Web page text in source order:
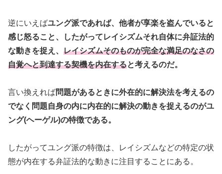
逆にいえばユング派であれば、他者が享楽を盗んでいると
感じ怒ること、したがってレイシズムそれ自体に弁証法的
な動きを捉え、 レイシズムそのものが完全な満足のなさの
自覚へと到達する契機を内在すると考えるのだ。
言い換えれば問題があるときに外在的に解決法を考えるの
でなく問題自身の内に内在的に解決の動きを捉えるのがユ
ング(ヘーゲル)の特徴である。
したがってユング派の特徴は、レイシズムなどの特定の状
態が内在する弁証法的な動きに注目することにある。